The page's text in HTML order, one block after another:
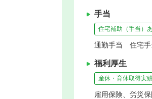
手当
住宅補助（手当）
通勤手当 住宅
福利厚生
産休・育休取得実
雇用保険、労災